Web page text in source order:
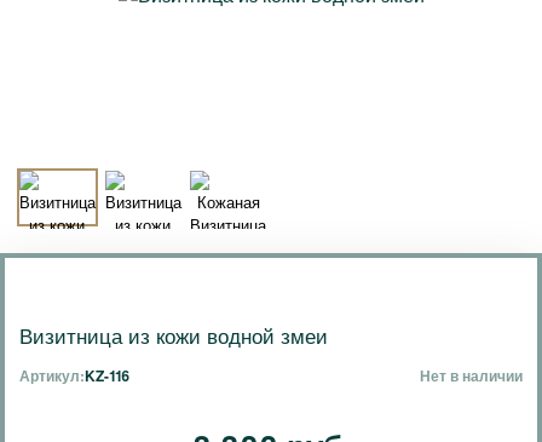
Визитница из кожи водной змеи
Артикул:KZ-116 Нет в наличии